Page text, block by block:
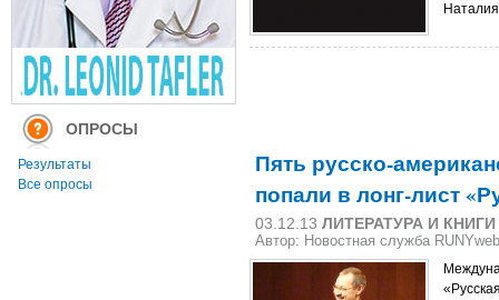
ОПРОСЫ
Результаты
Все опросы
Пять русско-
попали в лонг-лист
03.12.13 ЛИТЕРАТУРА И КНИГИ
Автор: Новостная служба RUNYweb